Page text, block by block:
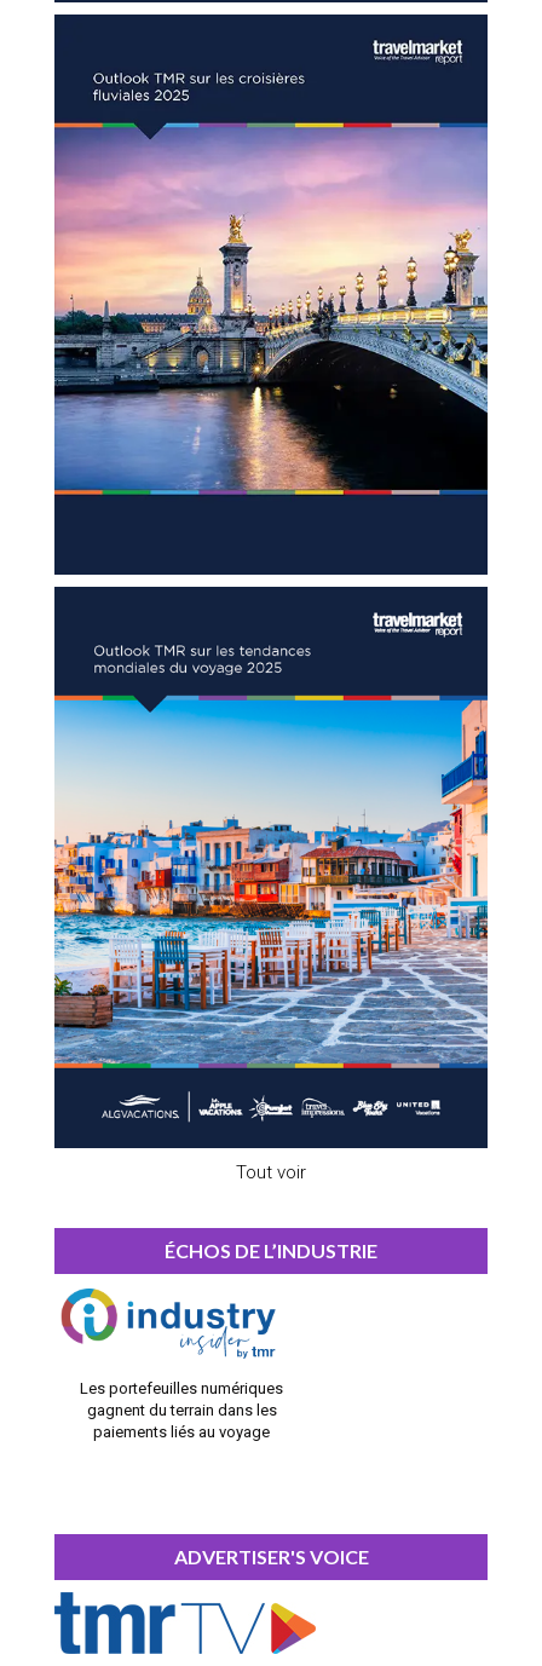
Tout voir
ÉCHOS DE L’INDUSTRIE
Les portefeuilles numériques
gagnent du terrain dans les
paiements liés au voyage
ADVERTISER'S VOICE